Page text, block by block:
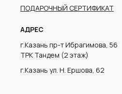
КОНТАКТЫ ДЛЯ СВЯЗИ